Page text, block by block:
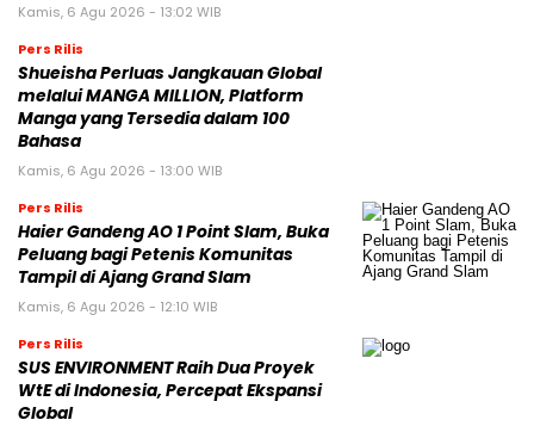
Kamis, 6 Agu 2026 - 13:02 WIB
Pers Rilis
Shueisha Perluas Jangkauan Global
melalui MANGA MILLION, Platform
Manga yang Tersedia dalam 100
Bahasa
Kamis, 6 Agu 2026 - 13:00 WIB
Pers Rilis
Haier Gandeng AO 1 Point Slam, Buka
Peluang bagi Petenis Komunitas
Tampil di Ajang Grand Slam
Kamis, 6 Agu 2026 - 12:10 WIB
Pers Rilis
SUS ENVIRONMENT Raih Dua Proyek
WtE di Indonesia, Percepat Ekspansi
Global